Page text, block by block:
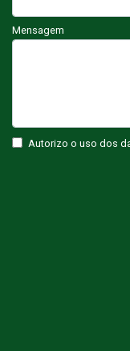
Mensagem
Autorizo o uso dos